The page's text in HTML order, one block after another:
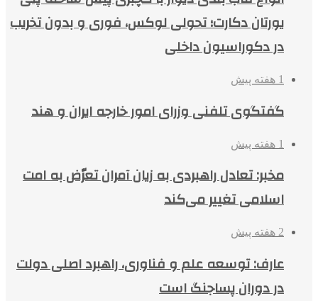
یورتان دکارت؛ تحولی لوکس، فوری و بدون تخریب
در دکوراسیون داخلی
1 هفته پیش
گفتگوی تلفنی وزرای امور خارجه ایران و هند
1 هفته پیش
مخبر: تعادل راهبردی به زیان آمران تعرّض به امت
اسلامی تغییر می‌کند
2 هفته پیش
عارف: توسعه علم و فناوری، راهبرد اصلی دولت
در دوران پساجنگ است